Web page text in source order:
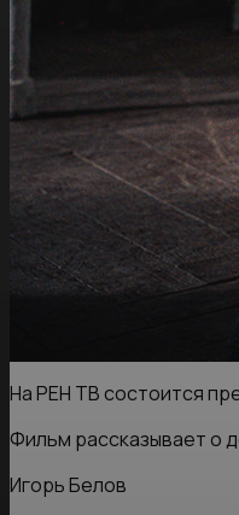
На РЕН ТВ состоится
Фильм рассказывает о
Игорь Белов